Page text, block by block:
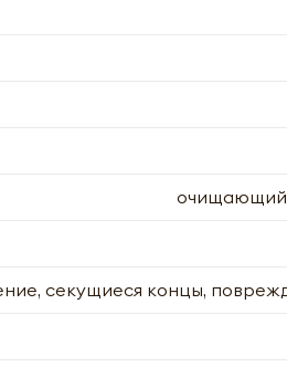
очищающий,
секущиеся концы,